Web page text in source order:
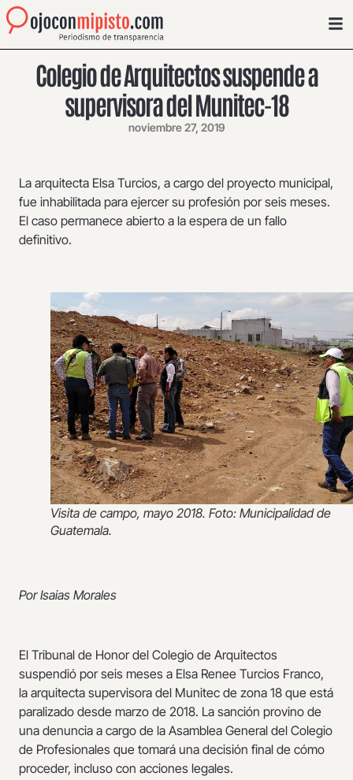
Colegio de Arquitectos suspende a
supervisora del Munitec-18
noviembre 27, 2019
La arquitecta Elsa Turcios, a cargo del proyecto municipal,
fue inhabilitada para ejercer su profesión por seis meses.
El caso permanece abierto a la espera de un fallo
definitivo.
Visita de campo, mayo 2018. Foto: Municipalidad de
Guatemala.
Por Isaias Morales
El Tribunal de Honor del Colegio de Arquitectos
suspendió por seis meses a Elsa Renee Turcios Franco,
la arquitecta supervisora del Munitec de zona 18 que está
paralizado desde marzo de 2018. La sanción provino de
una denuncia a cargo de la Asamblea General del Colegio
de Profesionales que tomará una decisión final de cómo
proceder, incluso con acciones legales.